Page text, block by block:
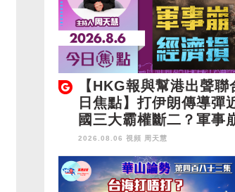
【HKG報與幫港出聲聯
日焦點】打伊朗傳導彈
國三大霸權斷二？軍事
2026.08.06 視頻 周天慧